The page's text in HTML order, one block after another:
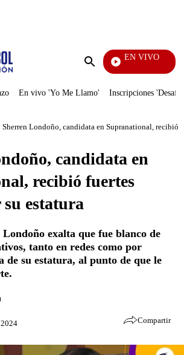
Enviar
EN VIVO
Vecinos
En vivo 'Yo Me Llamo' Inscripciones
Sherren Londoño, candidata en Supranational, recibió
candidata en
recibió fuertes
estatura
exalta que fue blanco de
tanto en redes como por
de su estatura, al punto de que le
Compartir